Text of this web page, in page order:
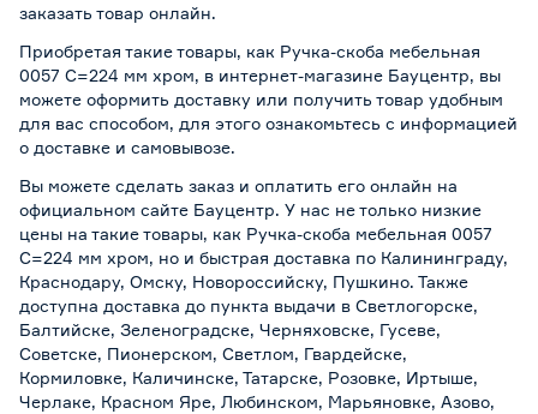
заказать товар онлайн.
Приобретая такие товары, как Ручка-скоба мебельная
0057 С=224 мм хром, в интернет-магазине Бауцентр, вы
можете оформить доставку или получить товар удобным
для вас способом, для этого ознакомьтесь с информацией
о доставке и самовывозе.
Вы можете сделать заказ и оплатить его онлайн на
официальном сайте Бауцентр. У нас не только низкие
цены на такие товары, как Ручка-скоба мебельная 0057
С=224 мм хром, но и быстрая доставка по Калининграду,
Краснодару, Омску, Новороссийску, Пушкино. Также
доступна доставка до пункта выдачи в Светлогорске,
Балтийске, Зеленоградске, Черняховске, Гусеве,
Советске, Пионерском, Светлом, Гвардейске,
Кормиловке, Каличинске, Татарске, Розовке, Иртыше,
Черлаке, Красном Яре, Любинском, Марьяновке, Азово,